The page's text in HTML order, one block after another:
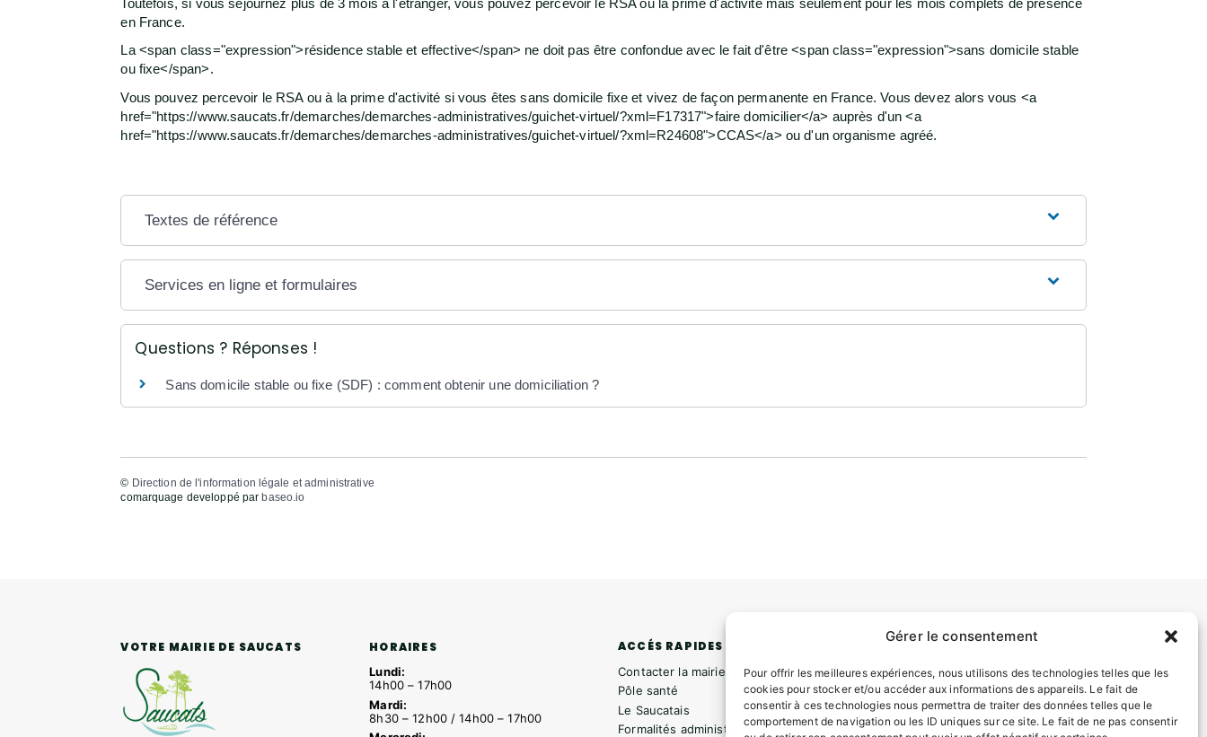
Gérer le consentement
Pour offrir les meilleures expériences, nous utilisons des technologies telles que les
cookies pour stocker et/ou accéder aux informations des appareils. Le fait de
consentir à ces technologies nous permettra de traiter des données telles que le
comportement de navigation ou les ID uniques sur ce site. Le fait de ne pas consentir
en France.
La <span class="expression">résidence stable et effective</span> ne doit pas être confondue avec le fait d'être <span class="expression">sans domicile stable
ou fixe</span>.
Vous pouvez percevoir le RSA ou à la prime d'activité si vous êtes sans domicile fixe et vivez de façon permanente en France. Vous devez alors vous <a
href="https://www.saucats.fr/demarches/demarches-administratives/guichet-virtuel/?xml=F17317">faire domicilier</a> auprès d'un <a
href="https://www.saucats.fr/demarches/demarches-administratives/guichet-virtuel/?xml=R24608">CCAS</a> ou d'un organisme agréé.
Textes de référence
Services en ligne et formulaires
Questions ? Réponses !
Sans domicile stable ou fixe (SDF) : comment obtenir une domiciliation ?
© Direction de l'information légale et administrative
comarquage developpé par baseo.io
VOTRE MAIRIE DE SAUCATS HORAIRES
Lundi:
14h00 – 17h00
Mardi:
8h30 – 12h00 / 14h00 – 17h00
ACCÉS RAPIDES
Contacter la mairie
Pôle santé
Le Saucatais
Formalités administratives
INFORMATIONS LÉGALES
Mentions légales
Politique de confidentialité
Plan du site